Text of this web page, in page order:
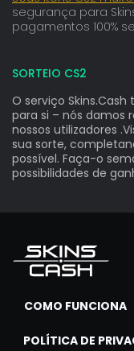
segurança para
pagamentos 100%
SORTEIO CS2
O serviço
para si – nós damos
nossos utilizadores
sua sorte,
possível. Faça-o
possibilidades de
COMO FUNCIONA
POLÍTICA DE